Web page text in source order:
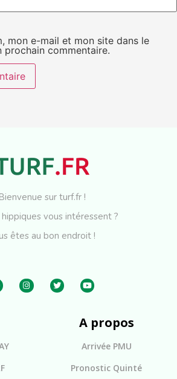
mon e-mail et mon site dans le
prochain commentaire.
Bienvenue sur turf.fr !
hippiques vous intéressent ?
êtes au bon endroit !
A propos
Arrivée PMU
Pronostic Quinté